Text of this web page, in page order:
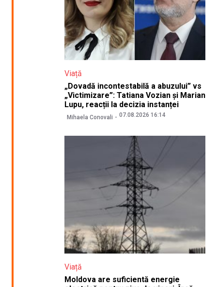
Viață
„Dovadă incontestabilă a abuzului” vs
„Victimizare”: Tatiana Vozian și Marian
Lupu, reacții la decizia instanței
Mihaela Conovali 07.08.2026 16:14
Viață
Moldova are suficientă energie